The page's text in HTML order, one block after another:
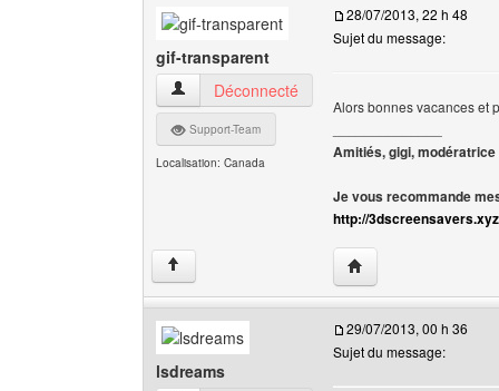
gif-transparent
gif-transparent Voir le profil de l'utilisateur
Déconnecté
Support-Team
Localisation: Canada
28/07/2013, 22 h 48
Sujet du message:
Alors bonnes vacances et
Amitiés, gigi, modératrice
Je vous recommande
http://3dscreensavers.xyz
↑ Visiter le site web
lsdreams
29/07/2013, 00 h 36
Sujet du message: